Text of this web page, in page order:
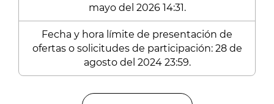
mayo del 2026 14:31.
Fecha y hora límite de presentación de
ofertas o solicitudes de participación: 28 de
agosto del 2024 23:59.